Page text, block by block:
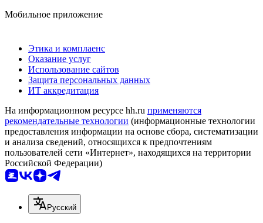
Мобильное приложение
Этика и комплаенс
Оказание услуг
Использование сайтов
Защита персональных данных
ИТ аккредитация
На информационном ресурсе hh.ru применяются
рекомендательные технологии (информационные технологии
предоставления информации на основе сбора, систематизации
и анализа сведений, относящихся к предпочтениям
пользователей сети «Интернет», находящихся на территории
Российской Федерации)
Русский